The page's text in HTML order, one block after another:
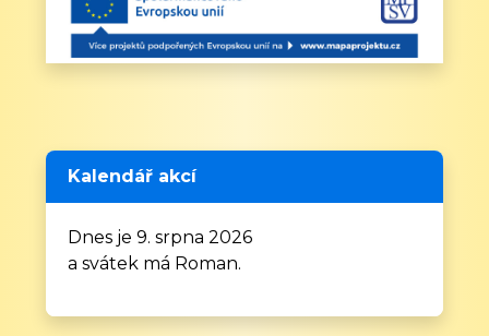
Kalendář akcí
Dnes je 9. srpna 2026
a svátek má Roman.